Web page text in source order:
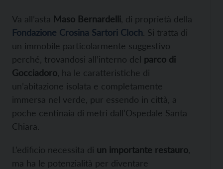
Va all’asta Maso Bernardelli , di proprietà della
Fondazione Crosina Sartori Cloch. Si tratta di
un immobile particolarmente suggestivo
perché, trovandosi all’interno del parco di
Gocciadoro , ha le caratteristiche di
un’abitazione isolata e completamente
immersa nel verde, pur essendo in città, a
poche centinaia di metri dall’Ospedale Santa
Chiara.
L’edificio necessita di un importante restauro
ma ha le potenzialità per diventare